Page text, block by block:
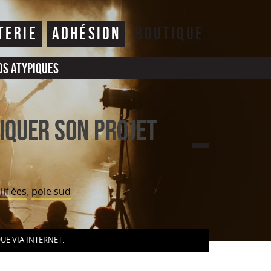
ADHÉSION BOUTIQUE
atypiques
son projet
, pole sud
VIA INTERNET.